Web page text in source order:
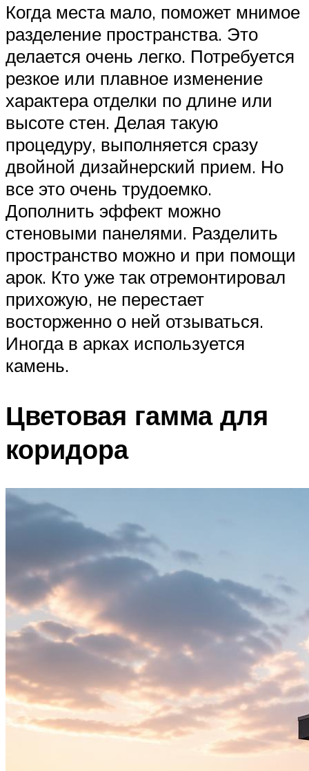
Когда места мало, поможет мнимое
разделение пространства. Это
делается очень легко. Потребуется
резкое или плавное изменение
характера отделки по длине или
высоте стен. Делая такую
процедуру, выполняется сразу
двойной дизайнерский прием. Но
все это очень трудоемко.
Дополнить эффект можно
стеновыми панелями. Разделить
пространство можно и при помощи
арок. Кто уже так отремонтировал
прихожую, не перестает
восторженно о ней отзываться.
Иногда в арках используется
камень.
Цветовая гамма для
коридора